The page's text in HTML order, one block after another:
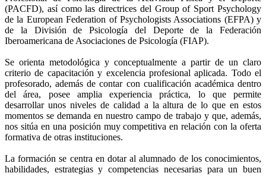
(PACFD), así como las directrices del Group of Sport Psychology
de la European Federation of Psychologists Associations (EFPA) y
de la División de Psicología del Deporte de la Federación
Iberoamericana de Asociaciones de Psicología (FIAP).
Se orienta metodológica y conceptualmente a partir de un claro
criterio de capacitación y excelencia profesional aplicada. Todo el
profesorado, además de contar con cualificación académica dentro
del área, posee amplia experiencia práctica, lo que permite
desarrollar unos niveles de calidad a la altura de lo que en estos
momentos se demanda en nuestro campo de trabajo y que, además,
nos sitúa en una posición muy competitiva en relación con la oferta
formativa de otras instituciones.
La formación se centra en dotar al alumnado de los conocimientos,
habilidades, estrategias y competencias necesarias para un buen